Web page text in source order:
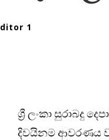
1
ශ්‍රී ලංකා සුරාබදු
දිවයිනම ආවරණය